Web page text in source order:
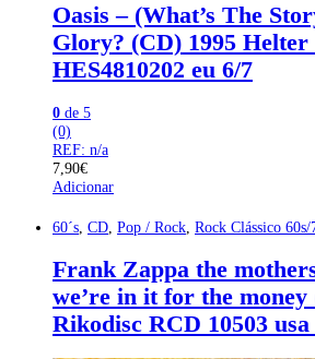
Oasis – (What’s The
Glory? (CD) 1995 Helter
HES4810202 eu 6/7
0 de 5
(0)
REF: n/a
7,90€
Adicionar
60´s CD Pop / Rock Rock Clássico 60s/
Frank Zappa the
we’re in it for the money
Rikodisc RCD 10503 usa